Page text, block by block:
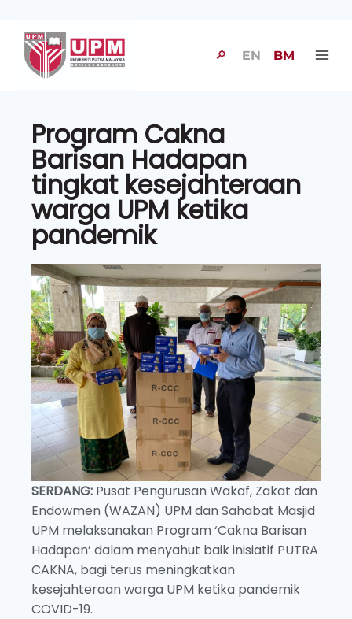
🔎 EN BM
Program Cakna
Barisan Hadapan
tingkat kesejahteraan
warga UPM ketika
pandemik
SERDANG: Pusat Pengurusan Wakaf, Zakat dan
Endowmen (WAZAN) UPM dan Sahabat Masjid
UPM melaksanakan Program ‘Cakna Barisan
Hadapan’ dalam menyahut baik inisiatif PUTRA
CAKNA, bagi terus meningkatkan
kesejahteraan warga UPM ketika pandemik
COVID-19.